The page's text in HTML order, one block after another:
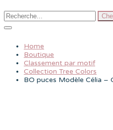
Home
Boutique
Classement par motif
Collection Tree Colors
BO puces Modèle Célia –